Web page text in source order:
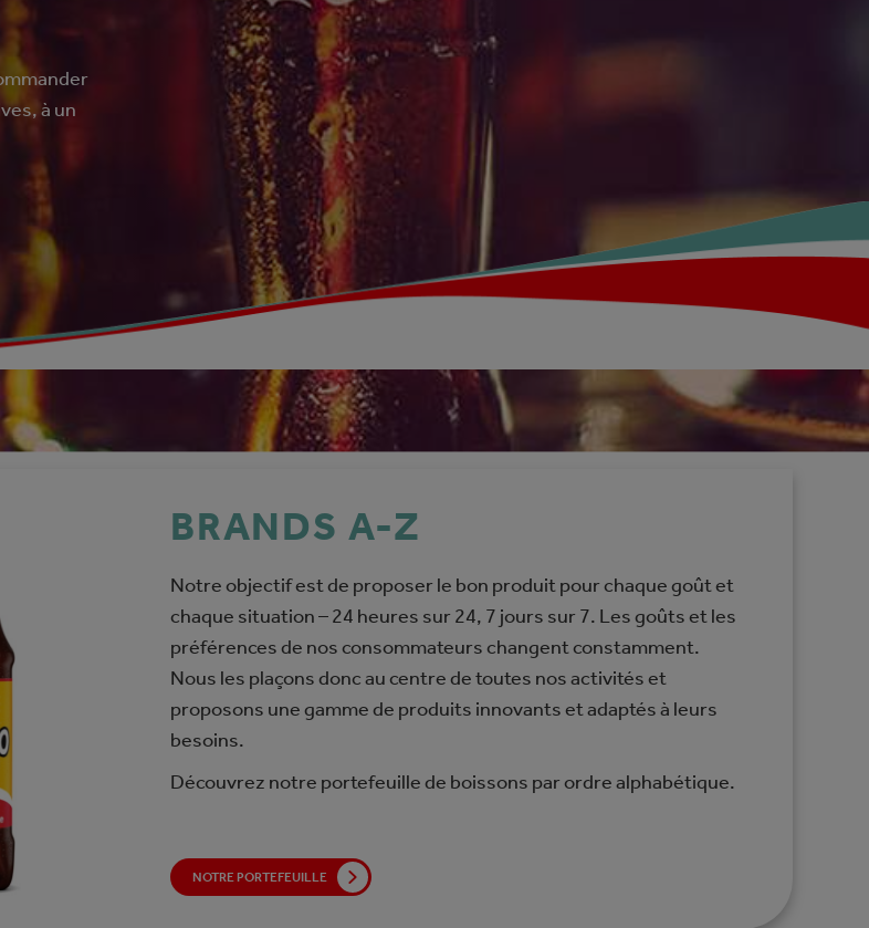
à un
BRANDS A-Z
Notre objectif est de proposer le bon produit pour chaque goût et
chaque situation – 24 heures sur 24, 7 jours sur 7. Les goûts et les
préférences de nos consommateurs changent constamment.
Nous les plaçons donc au centre de toutes nos activités et
proposons une gamme de produits innovants et adaptés à leurs
besoins.
Découvrez notre portefeuille de boissons par ordre alphabétique.
NOTRE PORTEFEUILLE